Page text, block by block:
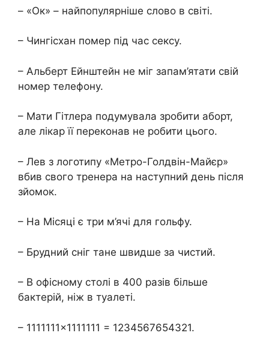
– «Ок» – найпопулярніше слово в світі.
– Чингісхан помер під час сексу.
– Альберт Ейнштейн не міг запам’ятати свій
номер телефону.
– Мати Гітлера подумувала зробити аборт,
але лікар її переконав не робити цього.
– Лев з логотипу «Метро-Голдвін-Майєр»
вбив свого тренера на наступний день після
зйомок.
– На Місяці є три м’ячі для гольфу.
– Брудний сніг тане швидше за чистий.
– В офісному столі в 400 разів більше
бактерій, ніж в туалеті.
– 1111111×1111111 = 1234567654321.